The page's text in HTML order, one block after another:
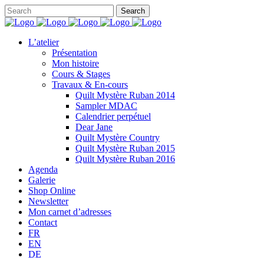
L’atelier
Présentation
Mon histoire
Cours & Stages
Travaux & En-cours
Quilt Mystère Ruban 2014
Sampler MDAC
Calendrier perpétuel
Dear Jane
Quilt Mystère Country
Quilt Mystère Ruban 2015
Quilt Mystère Ruban 2016
Agenda
Galerie
Shop Online
Newsletter
Mon carnet d’adresses
Contact
FR
EN
DE